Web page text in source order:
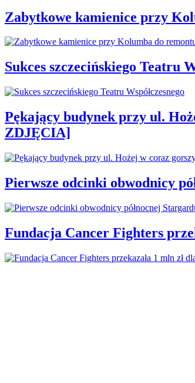
Zabytkowe kamienice przy
Sukces szczecińskiego Teatru
Pękający budynek przy ul.
ZDJĘCIA]
Pierwsze odcinki obwodnicy
Fundacja Cancer Fighters